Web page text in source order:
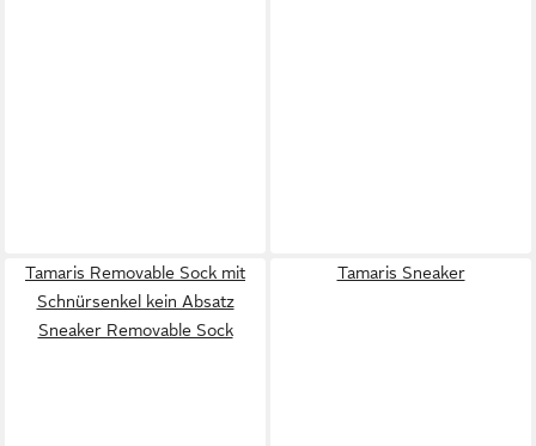
Tamaris Removable Sock mit
Schnürsenkel kein Absatz
Sneaker Removable Sock
Tamaris Sneaker